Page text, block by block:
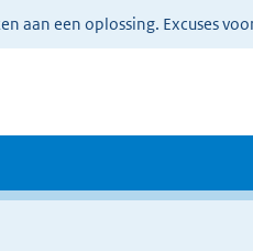
aan een oplossing. Excuses